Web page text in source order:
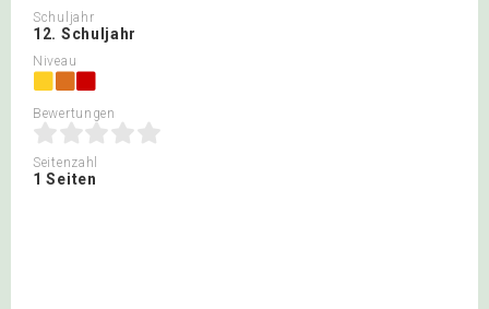
Schuljahr
12. Schuljahr
Niveau
Bewertungen
Seitenzahl
1 Seiten